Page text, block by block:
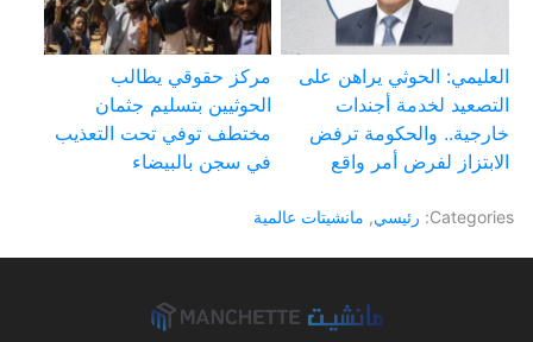
العليمي: الحوثي يراهن على
التصعيد لخدمة أجندات
خارجية.. والحكومة ترفض
الابتزاز لفرض أمر واقع
مركز حقوقي يطالب
الحوثيين بتسليم جثمان
مختطف توفي تحت التعذيب
في سجن بالبيضاء
Categories: رئيسي, مانشيتات عالمية